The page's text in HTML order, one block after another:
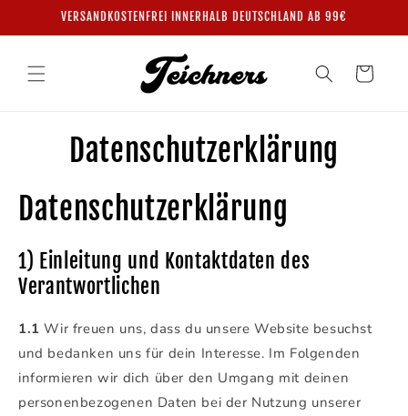
Inhalt
VERSANDKOSTENFREI INNERHALB DEUTSCHLAND AB 99€
Warenkorb
Datenschutzerklärung
Datenschutzerklärung
1) Einleitung und Kontaktdaten des
Verantwortlichen
1.1 Wir freuen uns, dass du unsere Website besuchst
und bedanken uns für dein Interesse. Im Folgenden
informieren wir dich über den Umgang mit deinen
personenbezogenen Daten bei der Nutzung unserer